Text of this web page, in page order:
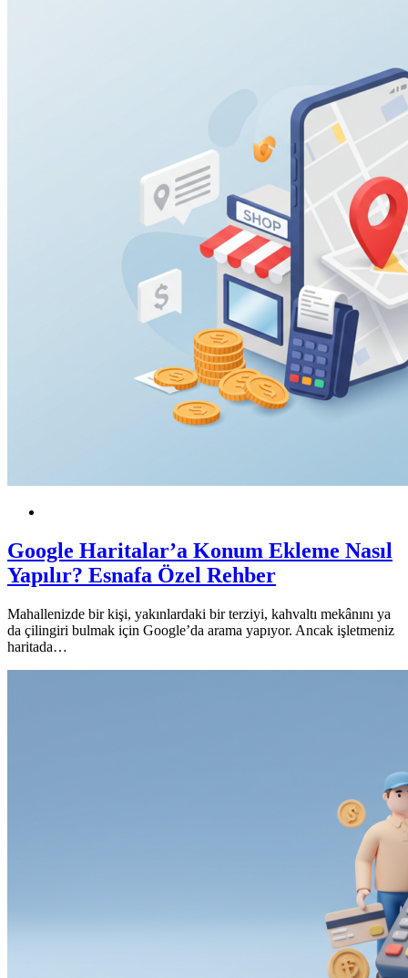
Google Haritalar’a Konum Ekleme Nasıl
Yapılır? Esnafa Özel Rehber
Mahallenizde bir kişi, yakınlardaki bir terziyi, kahvaltı mekânını ya
da çilingiri bulmak için Google’da arama yapıyor. Ancak işletmeniz
haritada…